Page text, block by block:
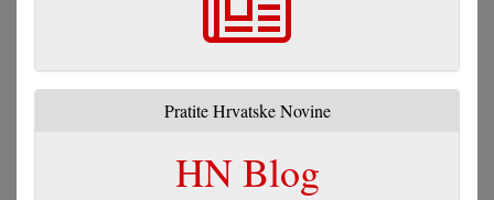
Pratite Hrvatske Novine
HN Blog